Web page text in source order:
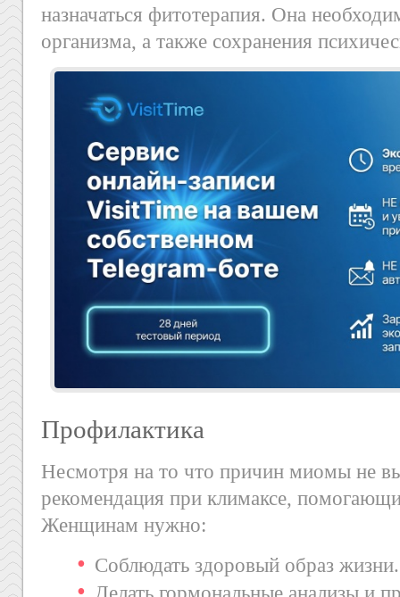
назначаться фитотерапия. Она
организма, а также сохранения
Профилактика
Несмотря на то что причин миомы не
рекомендация при климаксе,
Женщинам нужно:
Соблюдать здоровый образ жизни.